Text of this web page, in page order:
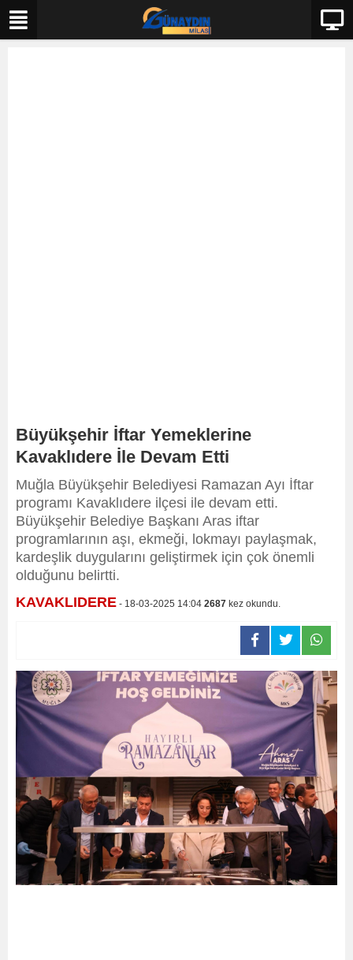
Büyükşehir İftar Yemeklerine
Kavaklıdere İle Devam Etti
Muğla Büyükşehir Belediyesi Ramazan Ayı İftar
programı Kavaklıdere ilçesi ile devam etti.
Büyükşehir Belediye Başkanı Aras iftar
programlarının aşı, ekmeği, lokmayı paylaşmak,
kardeşlik duygularını geliştirmek için çok önemli
olduğunu belirtti.
KAVAKLIDERE - 18-03-2025 14:04 2687 kez okundu.